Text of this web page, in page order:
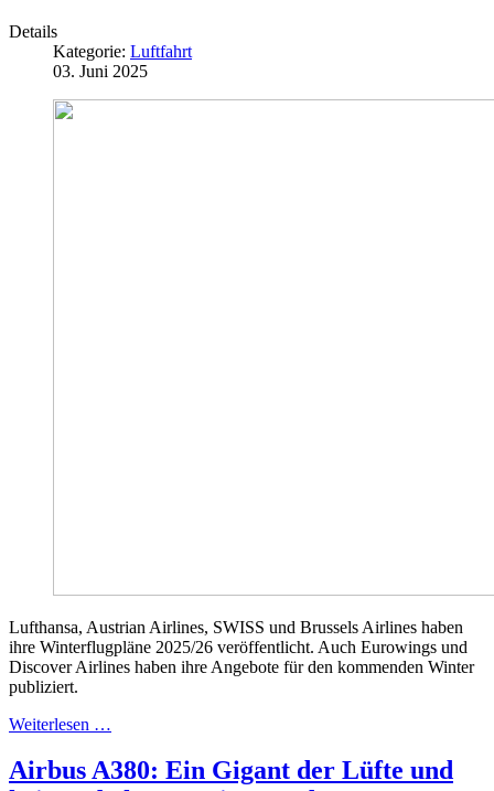
Details
Kategorie: Luftfahrt
03. Juni 2025
Lufthansa, Austrian Airlines, SWISS und Brussels Airlines haben
ihre Winterflugpläne 2025/26 veröffentlicht. Auch Eurowings und
Discover Airlines haben ihre Angebote für den kommenden Winter
publiziert.
Weiterlesen …
Airbus A380: Ein Gigant der Lüfte und